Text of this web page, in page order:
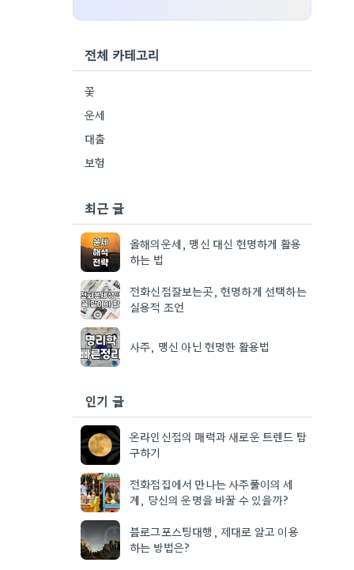
전체 카테고리
꽃
운세
대출
보험
최근 글
올해의운세, 맹신 대신 현명하게 활용
하는 법
전화신점잘보는곳, 현명하게 선택하는
실용적 조언
사주, 맹신 아닌 현명한 활용법
인기 글
온라인신점의 매력과 새로운 트렌드 탐
구하기
전화점집에서 만나는 사주풀이의 세
계, 당신의 운명을 바꿀 수 있을까?
블로그포스팅대행, 제대로 알고 이용
하는 방법은?